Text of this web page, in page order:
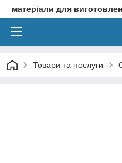
матеріали для
Товари та послуги